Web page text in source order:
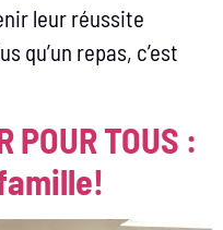
leur réussite
qu’un repas, c’est
POUR TOUS :